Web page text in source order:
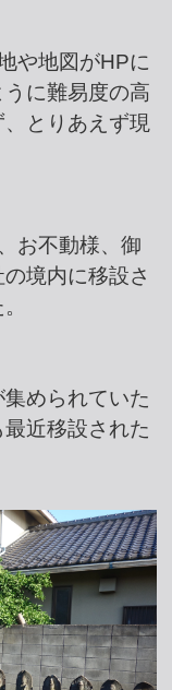
や地図がHPに
に難易度の高
とりあえず現
お不動様、御
境内に移設さ
められていた
近移設された